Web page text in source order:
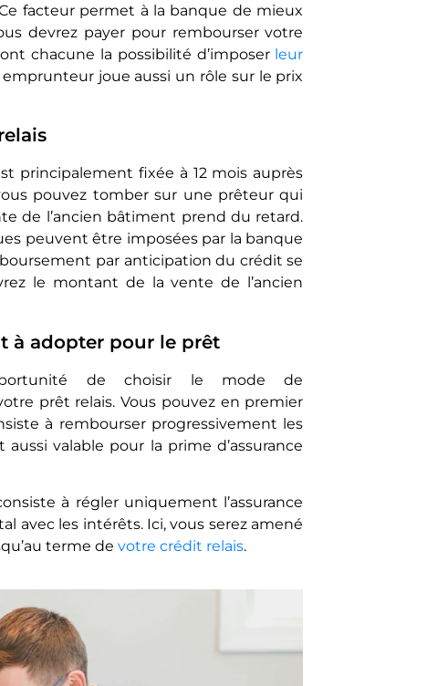
facteur permet à la banque de mieux
devrez payer pour rembourser votre
chacune la possibilité d’imposer leur
joue aussi un rôle sur le prix
principalement fixée à 12 mois auprès
pouvez tomber sur une prêteur qui
de l’ancien bâtiment prend du retard.
peuvent être imposées par la banque
par anticipation du crédit se
le montant de la vente de l’ancien
à adopter pour le prêt
de choisir le mode de
prêt relais. Vous pouvez en premier
à rembourser progressivement les
valable pour la prime d’assurance
à régler uniquement l’assurance
avec les intérêts. Ici, vous serez amené
terme de votre crédit relais.